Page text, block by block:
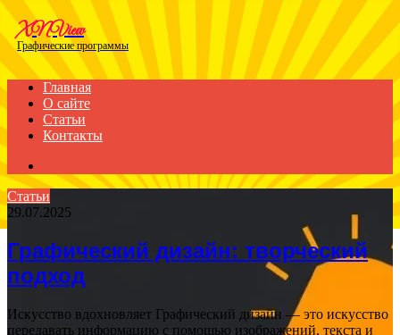
Menu
XNView
Графические программы
Главная
О сайте
Статьи
Контакты
for
Статьи
29.07.2025
Графический дизайн: творческий
подход
Искусство вдохновляет Графический дизайн — это искусство
передавать информацию с помощью изображений, текста и